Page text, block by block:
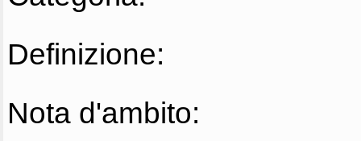
Definizione:
Nota d'ambito: